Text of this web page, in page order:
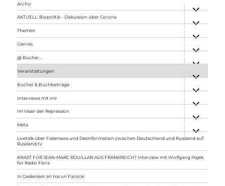
Archiv
anzeigen
AKTUELL: Biopolitik – Diskussion über Corona
anzeigen
Themen
anzeigen
Genres
anzeigen
@ Bücher…
Veranstaltungen
anzeigen
Bücher & Buchbeiträge
anzeigen
Interviews mit mir
anzeigen
Im Visier der Repression
anzeigen
Meta
anzeigen
Livetalk über Fakenews und Desinformation zwischen Deutschland und Russland auf
Russland.tv
KNAST FÜR JEAN-MARC ROUILLAN AUS FRANKREICH? Interview mit Wolfgang Hajek
für Radio Flora
In Gedenken an Harun Farocki